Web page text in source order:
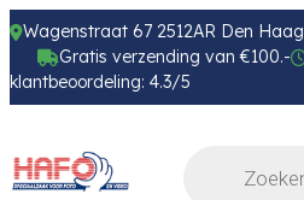
Wagenstraat 67 2512AR Den Haag
Gratis verzending van €100.-
klantbeoordeling: 4.3/5